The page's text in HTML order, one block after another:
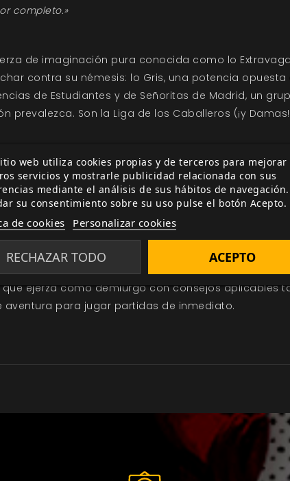
completo.»
de imaginación pura conocida como lo
contra su némesis: lo Gris, una potencia
de Estudiantes y de Señoritas de Madrid, un
Son la Liga de los Caballeros (¡y
encontrarás:
juego sencillo que utiliza dados de seis caras.
aventuras: el periodo precursor, la era del cenit y
principales lugares de reunión, incluyendo la
toda España.
como protagonistas, antagonistas o
Mallo, Salvador Dalí, Federico García Lorca y muchos
ejerza como demiurgo con consejos aplicables
para jugar partidas de inmediato.
web utiliza cookies propias y de terceros para mejorar
servicios y mostrarle publicidad relacionada con sus
mediante el análisis de sus hábitos de navegación.
su consentimiento sobre su uso pulse el botón Acepto.
de cookies Personalizar cookies
RECHAZAR TODO ACEPTO